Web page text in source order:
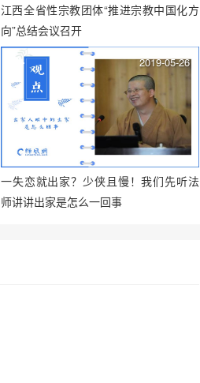
江西全省性宗教团体“推进宗教中国化方
向”总结会议召开
一失恋就出家？少侠且慢！我们先听法
师讲讲出家是怎么一回事
2019-05-26